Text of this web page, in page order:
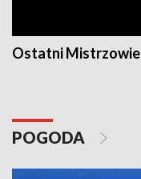
Ostatni Mistrzowie
POGODA